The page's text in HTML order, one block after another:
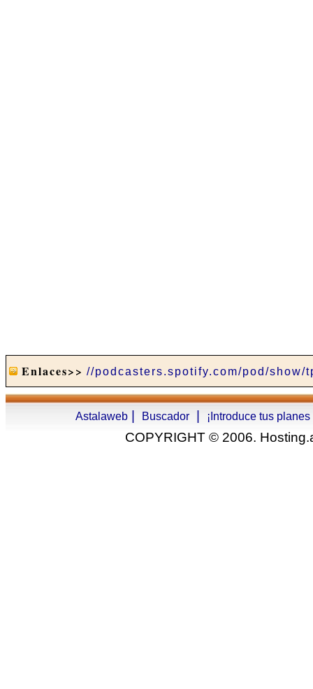
Enlaces>> //podcasters.spotify.com/pod/
Astalaweb Buscador ¡Introduce tus
COPYRIGHT © 2006.